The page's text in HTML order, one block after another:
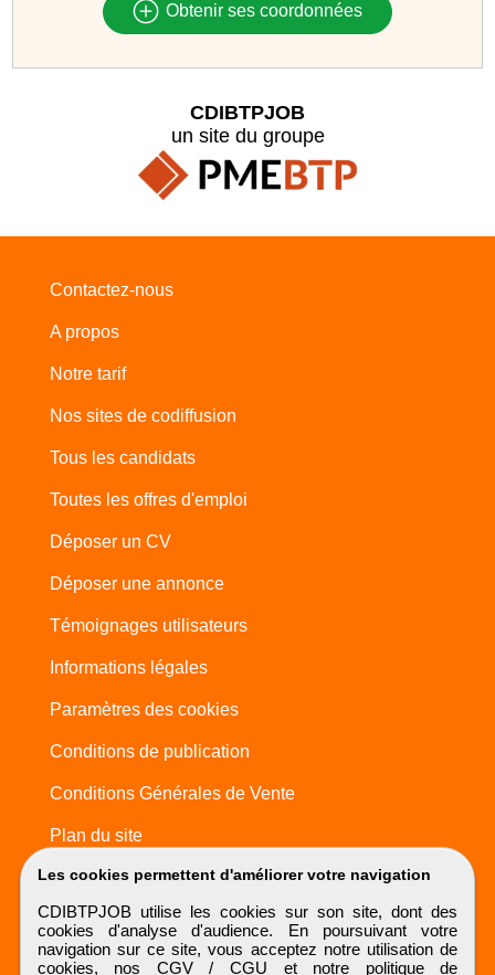
Obtenir ses coordonnées
Les cookies permettent d'améliorer votre navigation
CDIBTPJOB utilise les cookies sur son site, dont des
cookies d'analyse d'audience. En poursuivant votre
navigation sur ce site, vous acceptez notre utilisation de
cookies, nos CGV / CGU et notre politique de
CDIBTPJOB
un site du groupe
Contactez-nous
A propos
Notre tarif
Nos sites de codiffusion
Tous les candidats
Toutes les offres d'emploi
Déposer un CV
Déposer une annonce
Témoignages utilisateurs
Informations légales
Paramètres des cookies
Conditions de publication
Conditions Générales de Vente
Plan du site